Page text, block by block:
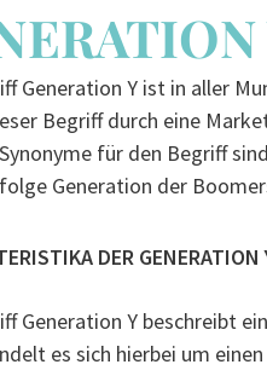
Generation Y ist in aller
Begriff durch eine
für den Begriff
Generation der
DER GENERATION
Generation Y beschreibt
es sich hierbei um